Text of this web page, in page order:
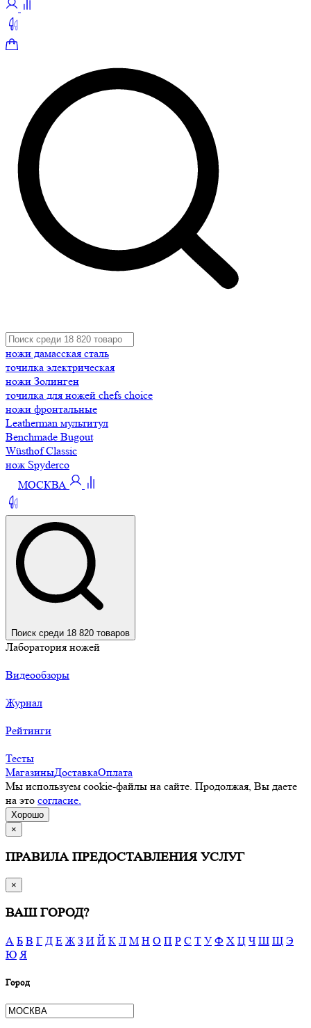
ножи дамасская сталь
точилка электрическая
ножи Золинген
точилка для ножей chefs choice
ножи фронтальные
Leatherman мультитул
Benchmade Bugout
Wüsthof Classic
нож Spyderco
МОСКВА
Поиск среди 18 820 товаров
Лаборатория ножей
Видеообзоры
Журнал
Рейтинги
Тесты
МагазиныДоставкаОплата
Мы используем cookie-файлы на сайте. Продолжая, Вы даете
на это согласие.
Хорошо
×
ПРАВИЛА ПРЕДОСТАВЛЕНИЯ УСЛУГ
×
ВАШ ГОРОД?
А Б В Г Д Е Ж З И Й К Л М Н О П Р С Т У Ф Х Ц Ч Ш Щ Э
Ю Я
Город